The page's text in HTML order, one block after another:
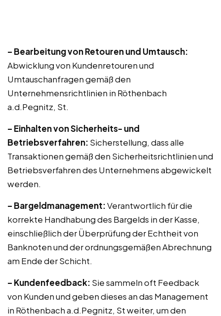
– Bearbeitung von Retouren und Umtausch:
Abwicklung von Kundenretouren und
Umtauschanfragen gemäß den
Unternehmensrichtlinien in Röthenbach
a.d.Pegnitz, St.
– Einhalten von Sicherheits- und
Betriebsverfahren: Sicherstellung, dass alle
Transaktionen gemäß den Sicherheitsrichtlinien und
Betriebsverfahren des Unternehmens abgewickelt
werden.
– Bargeldmanagement:Verantwortlich für die
korrekte Handhabung des Bargelds in der Kasse,
einschließlich der Überprüfung der Echtheit von
Banknoten und der ordnungsgemäßen Abrechnung
am Ende der Schicht.
– Kundenfeedback: Sie sammeln oft Feedback
von Kunden und geben dieses an das Management
in Röthenbach a.d.Pegnitz, St weiter, um den